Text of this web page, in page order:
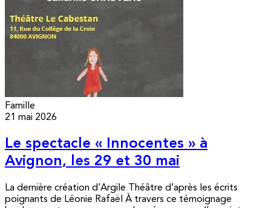
Famille
21 mai 2026
Le spectacle « Innocentes » à
Avignon, les 29 et 30 mai
La dernière création d’Argile Théâtre d’après les écrits
poignants de Léonie Rafaël À travers ce témoignage